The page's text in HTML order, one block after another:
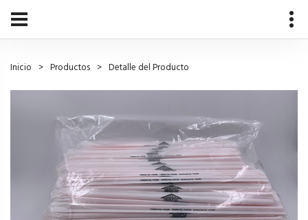
Inicio Productos Detalle del Producto